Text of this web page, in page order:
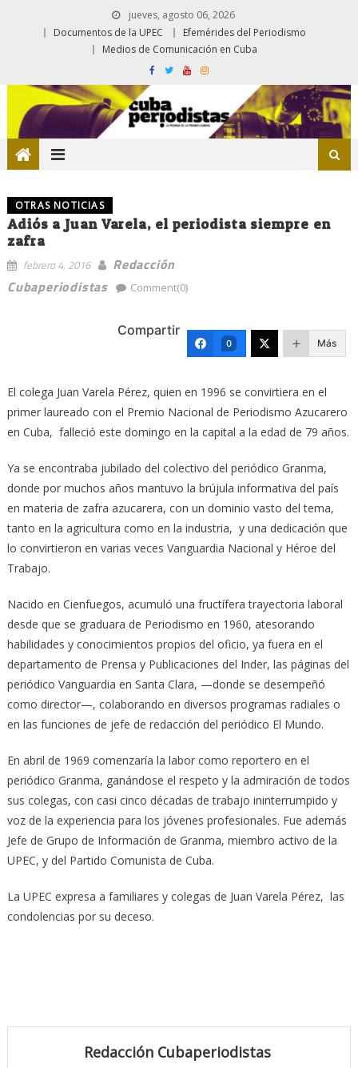
jueves, agosto 06, 2026
Documentos de la UPEC
Efemérides del Periodismo
Medios de Comunicación en Cuba
OTRAS NOTICIAS
Adiós a Juan Varela, el periodista siempre en
zafra
febrero 4, 2016
Redacción
Cubaperiodistas
Comment(0)
Compartir
0 Más
El colega Juan Varela Pérez, quien en 1996 se convirtiera en el
primer laureado con el Premio Nacional de Periodismo Azucarero
en Cuba, falleció este domingo en la capital a la edad de 79 años.
Ya se encontraba jubilado del colectivo del periódico Granma,
donde por muchos años mantuvo la brújula informativa del país
en materia de zafra azucarera, con un dominio vasto del tema,
tanto en la agricultura como en la industria, y una dedicación que
lo convirtieron en varias veces Vanguardia Nacional y Héroe del
Trabajo.
Nacido en Cienfuegos, acumuló una fructífera trayectoria laboral
desde que se graduara de Periodismo en 1960, atesorando
habilidades y conocimientos propios del oficio, ya fuera en el
departamento de Prensa y Publicaciones del Inder, las páginas del
periódico Vanguardia en Santa Clara, —donde se desempeñó
como director—, colaborando en diversos programas radiales o
en las funciones de jefe de redacción del periódico El Mundo.
En abril de 1969 comenzaría la labor co­mo reportero en el
periódico Granma, ganándose el respeto y la admiración de todos
sus colegas, con casi cinco décadas de trabajo ininterrumpido y
voz de la experiencia para los jóvenes profesionales. Fue además
Jefe de Grupo de In­formación de Granma, miembro activo de la
UPEC, y del Partido Comunista de Cuba.
La UPEC expresa a familiares y colegas de Juan Varela Pérez, las
condolencias por su deceso.
Redacción Cubaperiodistas